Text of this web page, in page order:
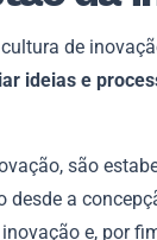
de
ideias e
são
desde a
e, por